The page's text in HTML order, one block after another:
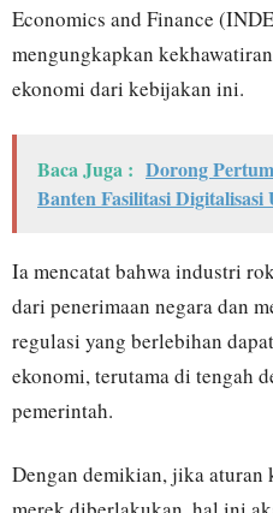
Economics and Finance
mengungkapkan
ekonomi dari kebijakan ini.
Baca Juga : Dorong
Banten Fasilitasi
Ia mencatat bahwa industri
dari penerimaan negara dan
regulasi yang berlebihan
ekonomi, terutama di tengah
pemerintah.
Dengan demikian, jika aturan